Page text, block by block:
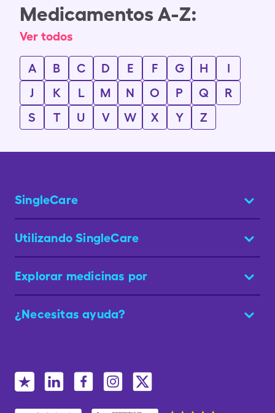
Medicamentos A-Z:
Ver todos
A B C D E F G H
I
J
K L M N O P Q
R
S
T U V W X Y Z
SingleCare
Utilizando SingleCare
Explorar medicinas por
¿Necesitas ayuda?